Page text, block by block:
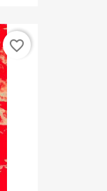
favorite_border